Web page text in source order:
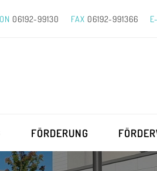
06192-99130 FAX 06192-991366
FÖRDERUNG